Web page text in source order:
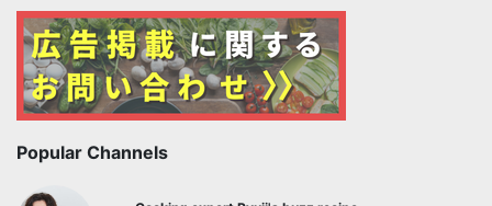
Popular Channels